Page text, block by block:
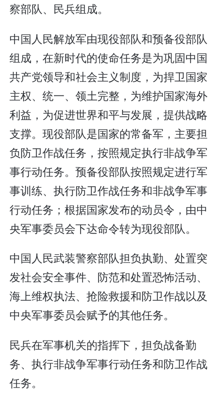
察部队、民兵组成。
中国人民解放军由现役部队和预备役部队
组成，在新时代的使命任务是为巩固中国
共产党领导和社会主义制度，为捍卫国家
主权、统一、领土完整，为维护国家海外
利益，为促进世界和平与发展，提供战略
支撑。现役部队是国家的常备军，主要担
负防卫作战任务，按照规定执行非战争军
事行动任务。预备役部队按照规定进行军
事训练、执行防卫作战任务和非战争军事
行动任务；根据国家发布的动员令，由中
央军事委员会下达命令转为现役部队。
中国人民武装警察部队担负执勤、处置突
发社会安全事件、防范和处置恐怖活动、
海上维权执法、抢险救援和防卫作战以及
中央军事委员会赋予的其他任务。
民兵在军事机关的指挥下，担负战备勤
务、执行非战争军事行动任务和防卫作战
任务。